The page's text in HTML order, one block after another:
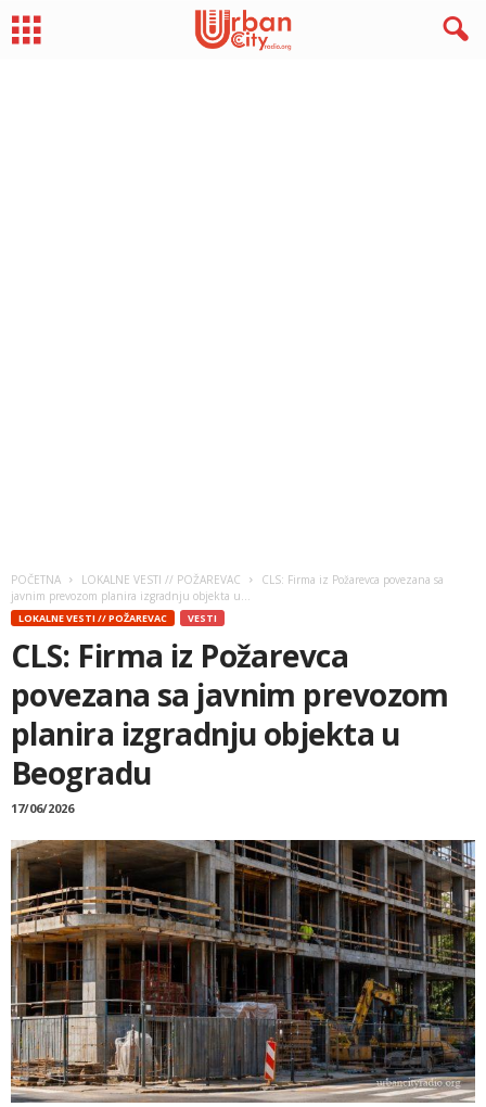
POČETNA LOKALNE VESTI // POŽAREVAC
CLS: Firma iz Požarevca povezana sa
javnim prevozom planira izgradnju objekta u...
LOKALNE VESTI // POŽAREVAC VESTI
CLS: Firma iz Požarevca
povezana sa javnim prevozom
planira izgradnju objekta u
Beogradu
17/06/2026